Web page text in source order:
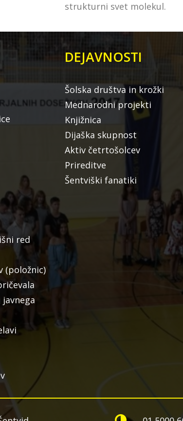
strukturni svet molekul.
red
(položnic)
DEJAVNOSTI
Šolska društva in krožki
Mednarodni projekti
Knjižnica
Dijaška skupnost
Aktiv četrtošolcev
Prireditve
Šentviški fanatiki